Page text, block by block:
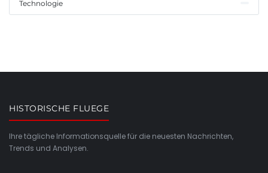
Technologie
HISTORISCHE FLUEGE
Ihre tägliche Informationsquelle für die neuesten Nachrichten,
Trends und Analysen.